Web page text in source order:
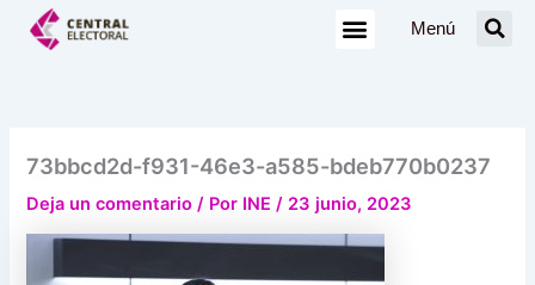
Menú
73bbcd2d-f931-46e3-a585-bdeb770b0237
Deja un comentario / Por INE/ 23 junio, 2023